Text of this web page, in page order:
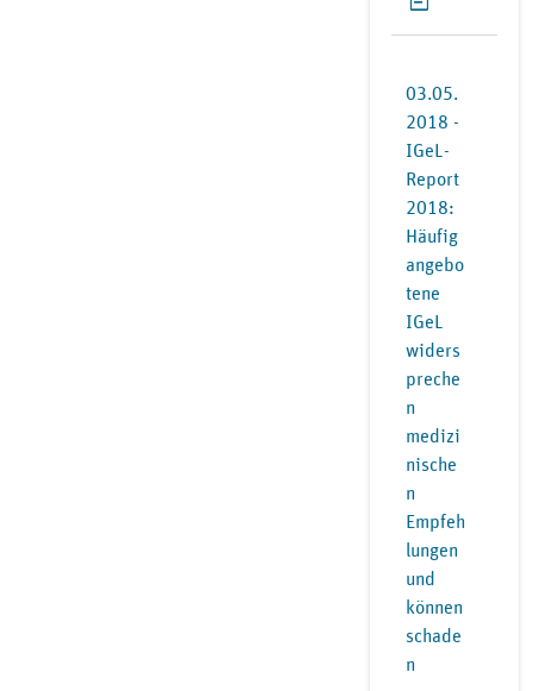
03.05.
2018 -
IGeL-
Report
2018:
Häufig
angebo
tene
IGeL
widers
preche
n
medizi
nische
n
Empfeh
lungen
und
können
schade
n